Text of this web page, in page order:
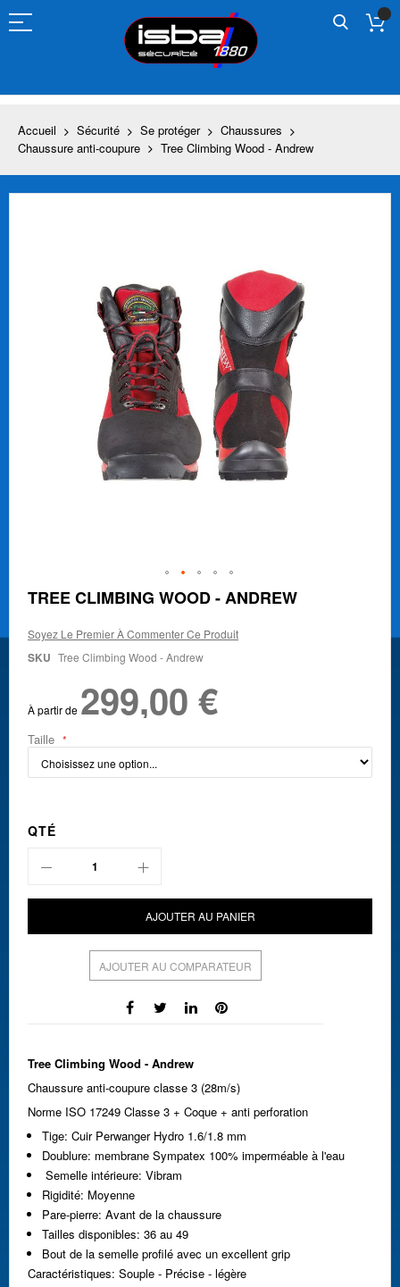
au
contenu
Accueil Sécurité Se protéger
Chaussures
Chaussure anti-coupure
Tree Climbing Wood - Andrew
Skip
to
beginning
of
TREE CLIMBING WOOD - ANDREW
Soyez Le Premier À Commenter Ce Produit
SKU Tree Climbing Wood - Andrew
À partir de 299,00 €
Taille
QTÉ
AJOUTER AU PANIER
AJOUTER AU COMPARATEUR
Tree Climbing Wood - Andrew
Chaussure anti-coupure classe 3 (28m/s)
Norme ISO 17249 Classe 3 + Coque + anti perforation
Tige: Cuir Perwanger Hydro 1.6/1.8 mm
Doublure: membrane Sympatex 100% imperméable à l'eau
Semelle intérieure: Vibram
Rigidité: Moyenne
Pare-pierre: Avant de la chaussure
Tailles disponibles: 36 au 49
Bout de la semelle profilé avec un excellent grip
Caractéristiques: Souple - Précise - légère